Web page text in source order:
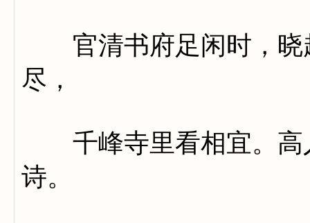
官清书府足闲时，晓
尽，
千峰寺里看相宜。高
诗。